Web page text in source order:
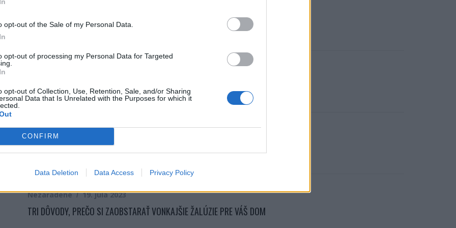
opt-out of the Sale of my Personal Data.
opt-out of processing my Personal Data for Targeted
opt-out of Collection, Use, Retention, Sale, and/or Sharing
Data that Is Unrelated with the Purposes for which it
CONFIRM
Data Deletion Data Access Privacy Policy
VIRTUÁLNA KANCELÁRIA: RIEŠENIE PRE PODNIKANIE BEZ HRANÍC
DECO REGÁL: KEĎ SA VAŠA OBÝVAČKA ROZŽIARI V ŠTÝLE KOVU A DREVA
Hlavné jedlá
PRIPRAVTE SI VLASTNÚ RAŇAJKOVÚ ZMES, KTORÚ SI ZAMILUJETE
Nezaradené 19. júla 2023
TRI DÔVODY, PREČO SI ZAOBSTARAŤ VONKAJŠIE ŽALÚZIE PRE VÁŠ DOM